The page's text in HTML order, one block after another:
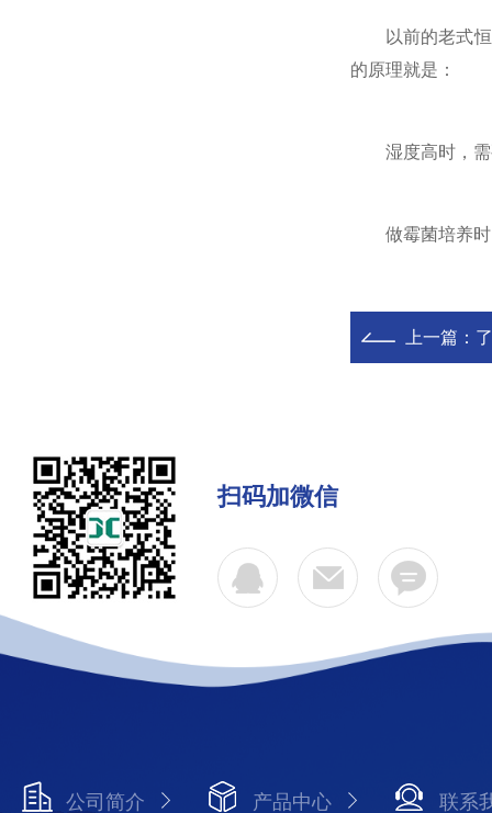
以前的老式恒
的原理就是：
湿度高时，需
做霉菌培养时，
上一篇：
扫码加微信
公司简介 产品中心 联系